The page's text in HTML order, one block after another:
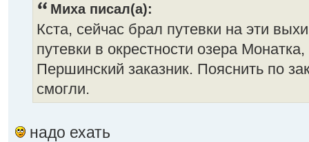
Миха писал(а):
Кста, сейчас брал путевки на эти
путевки в окрестности озера
Першинский заказник. Пояснить по
смогли.
надо ехать